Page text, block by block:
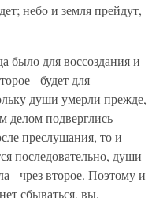
небо и земля прейдут,
было для воссоздания и
- будет для
души умерли прежде,
делом подверглись
преслушания, то и
последовательно, души
- чрез второе. Поэтому и
сбываться, вы,